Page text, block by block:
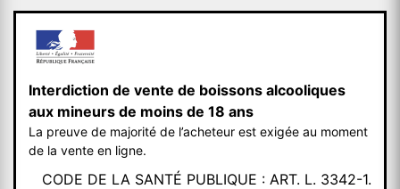
Interdiction de vente de boissons alcooliques
aux mineurs de moins de 18 ans
La preuve de majorité de l’acheteur est exigée au moment
de la vente en ligne.
CODE DE LA SANTÉ PUBLIQUE : ART. L. 3342-1.